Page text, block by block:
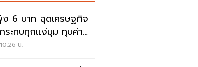
ง 6 บาท ฉุดเศรษฐกิจ
ระทบทุกแง่มุม ทุบค่า
น.